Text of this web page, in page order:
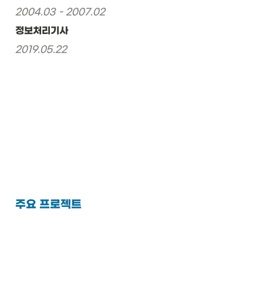
2004.03 - 2007.02
정보처리기사
2019.05.22
주요 프로젝트